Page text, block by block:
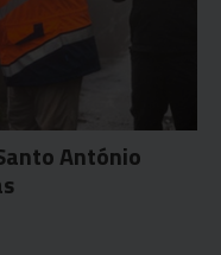
António